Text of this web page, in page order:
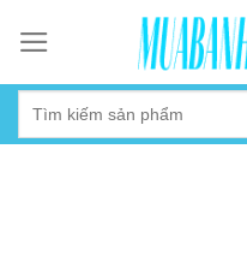
content